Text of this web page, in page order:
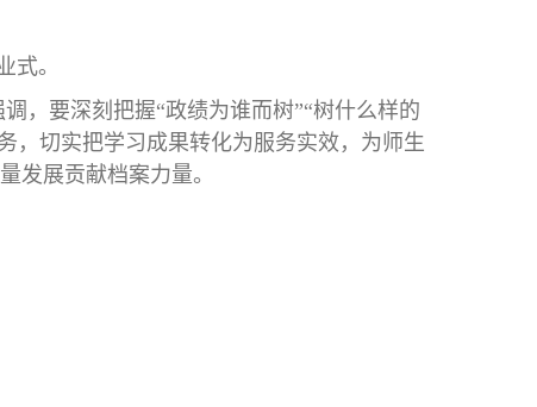
式。
，要深刻把握“政绩为谁而树”“树什么样的
，切实把学习成果转化为服务实效，为师生
发展贡献档案力量。